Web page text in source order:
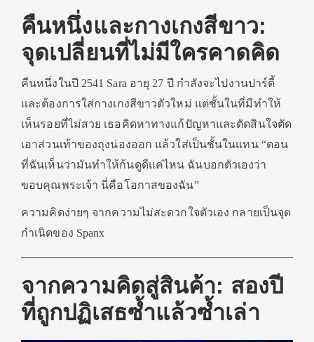
คืนหนึ่งและกางเกงสีขาว:
จุดเปลี่ยนที่ไม่มีใครคาดคิด
คืนหนึ่งในปี 2541 Sara อายุ 27 ปี กำลังจะไปงานปาร์ตี้
และต้องการใส่กางเกงสีขาวตัวใหม่ แต่ชั้นในที่มีทำให้
เห็นรอยที่ไม่สวย เธอคิดหาทางแก้ปัญหาและตัดสินใจตัด
เอาส่วนเท้าของถุงน่องออก แล้วใส่เป็นชั้นในแทน “ตอน
ที่ฉันเห็นว่ามันทำให้ก้นดูดีแค่ไหน ฉันบอกตัวเองว่า
ขอบคุณพระเจ้า นี่คือโอกาสของฉัน”
ความคิดง่ายๆ จากความไม่สะดวกใจตัวเอง กลายเป็นจุด
กำเนิดของ Spanx
จากความคิดสู่สินค้า: สองปี
ที่ถูกปฏิเสธซ้ำแล้วซ้ำเล่า